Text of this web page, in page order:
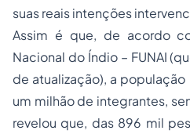
suas reais intenções
Assim é que, de acordo
Nacional do Índio – FUNAI
de atualização), a
um milhão de integrantes,
revelou que, das 896 mil